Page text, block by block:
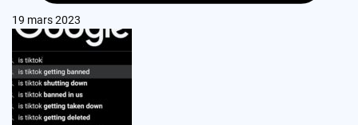
19 mars 2023